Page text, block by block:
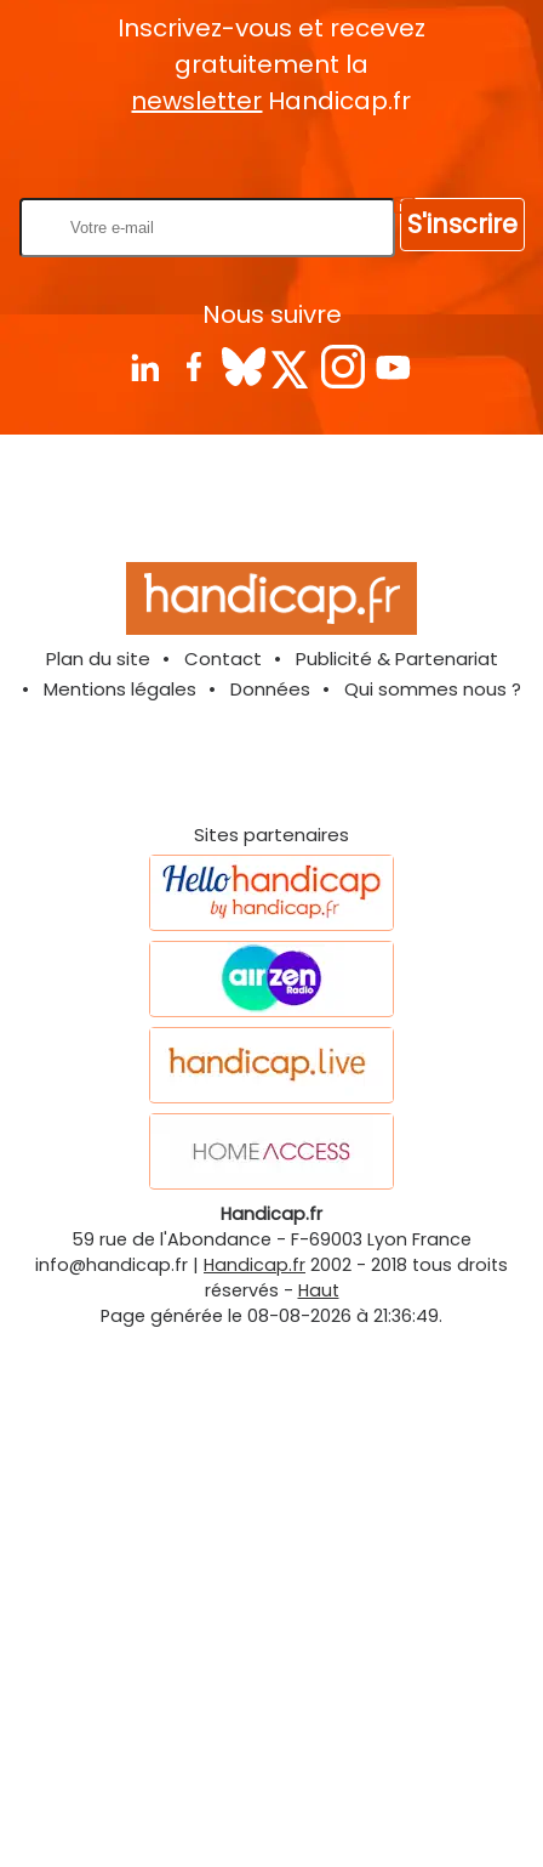
Inscrivez-vous et recevez
gratuitement la
newsletter Handicap.fr
S'inscrire
Nous suivre
Plan du site Contact
Publicité & Partenariat
Mentions légales
Données Qui sommes nous ?
Sites partenaires
Handicap.fr
59 rue de l'Abondance - F-69003 Lyon France
info@handicap.fr | Handicap.fr 2002 - 2018 tous droits
réservés - Haut
Page générée le 08-08-2026 à 21:36:49.